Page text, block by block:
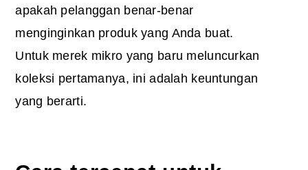
apakah pelanggan benar-benar
menginginkan produk yang Anda buat.
Untuk merek mikro yang baru meluncurkan
koleksi pertamanya, ini adalah keuntungan
yang berarti.